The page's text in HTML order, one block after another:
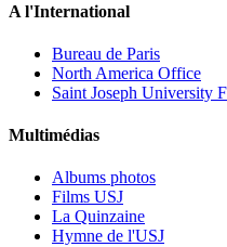
A l'International
Bureau de Paris
North America Office
Saint Joseph University
Multimédias
Albums photos
Films USJ
La Quinzaine
Hymne de l'USJ